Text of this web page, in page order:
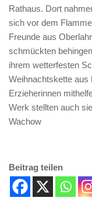
Rathaus. Dort
sich vor dem
Freunde aus
schmückten
ihrem wetterfesten
Weihnachtskette aus
Erzieherinnen
Werk stellten auch
Wachow
Beitrag teilen